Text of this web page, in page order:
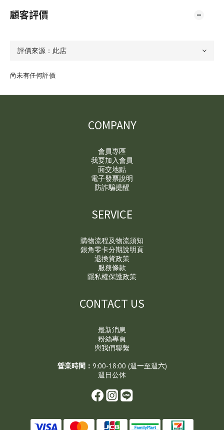
顧客評價
尚未有任何評價
COMPANY
會員專區
我要加入會員
面交地點
電子發票說明
防詐騙提醒
SERVICE
購物流程及物流須知
銀角零卡分期說明頁
退換貨政策
服務條款
隱私權保護政策
CONTACT US
最新消息
粉絲專頁
與我們聯繫
營業時間： 9:00-18:00 (週一至週六)
週日公休